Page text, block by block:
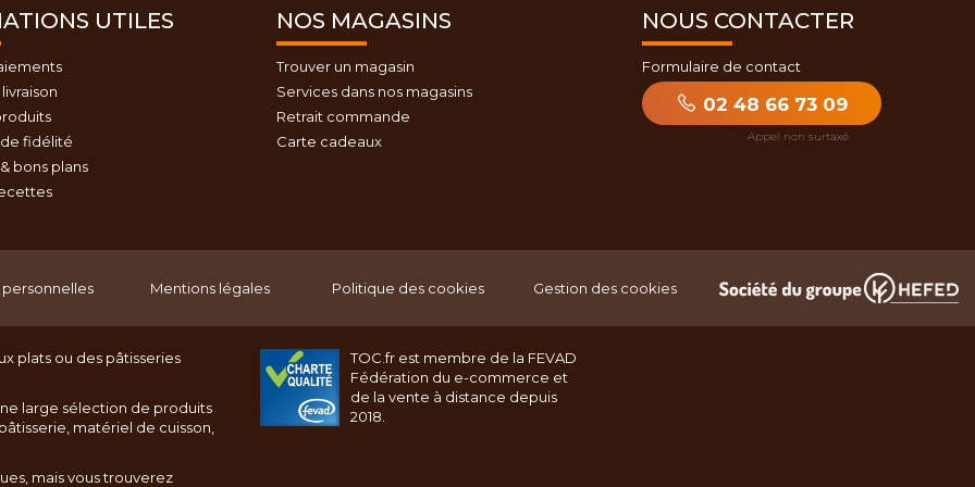
UTILES
fidélité
bons plans
NOS MAGASINS
Trouver un magasin
Services dans nos magasins
Retrait commande
Carte cadeaux
NOUS CONTACTER
Formulaire de contact
02 48 66 73 09
personnelles Mentions légales Politique des cookies Gestion des cookies
plats ou des pâtisseries
large sélection de produits
matériel de cuisson,
mais vous trouverez
TOC.fr est membre de la FEVAD
Fédération du e-commerce et
de la vente à distance depuis
2018.